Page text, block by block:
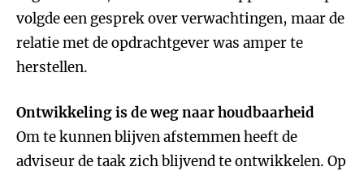
volgde een gesprek over verwachtingen, maar de
relatie met de opdrachtgever was amper te
herstellen.
Ontwikkeling is de weg naar houdbaarheid
Om te kunnen blijven afstemmen heeft de
adviseur de taak zich blijvend te ontwikkelen. Op